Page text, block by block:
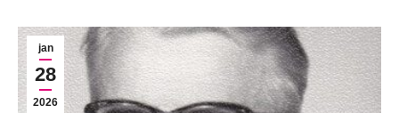
jan
28
2026